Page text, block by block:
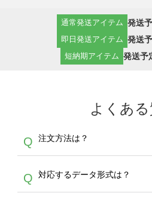
通常発送アイテム 発送
即日発送アイテム 発送
短納期アイテム 発送予
よくある
Q 注文方法は？
A
生産にて承っており
デザインの作成から
Q 対応するデータ形式は？